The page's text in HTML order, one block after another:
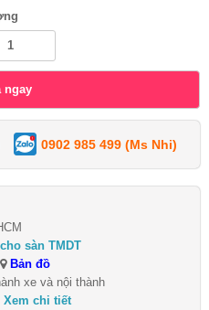
0902 985 499 (Ms Nhi)
cho sàn TMDT
Bản đồ
xe và nội thành
Xem chi tiết